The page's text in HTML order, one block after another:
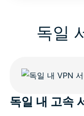
Why millions
Germany VPN
독일
독일 내 고속